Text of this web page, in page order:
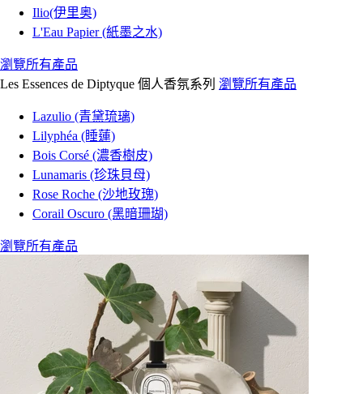
Ilio(伊里奥)
L'Eau Papier (紙墨之水)
瀏覽所有產品
Les Essences de Diptyque 個人香氛系列 瀏覽所有產品
Lazulio (青黛琉璃)
Lilyphéa (睡蓮)
Bois Corsé (濃香樹皮)
Lunamaris (珍珠貝母)
Rose Roche (沙地玫瑰)
Corail Oscuro (黑暗珊瑚)
瀏覽所有產品